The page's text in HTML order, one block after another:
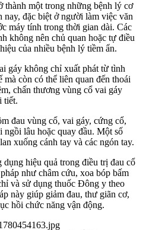
một trong những bệnh lý cơ
đặc biệt ở người làm việc văn
máy tính trong thời gian dài. Các
không nên chủ quan hoặc tự điều
của nhiều bệnh lý tiềm ẩn.
gáy không chỉ xuất phát từ tình
còn có thể liên quan đến thoái
chấn thương vùng cổ vai gáy
tiết.
đau vùng cổ, vai gáy, cứng cổ,
ngồi lâu hoặc quay đầu. Một số
xuống cánh tay và các ngón tay.
hiệu quả trong điều trị đau cổ
như châm cứu, xoa bóp bấm
và sử dụng thuốc Đông y theo
này giúp giảm đau, thư giãn cơ,
hồi chức năng vận động.